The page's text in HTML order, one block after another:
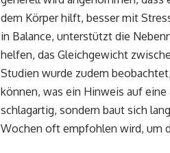
dem Körper hilft, besser mit
in Balance, unterstützt die
helfen, das Gleichgewicht
Studien wurde zudem
können, was ein Hinweis auf
schlagartig, sondern baut sich
Wochen oft empfohlen wird, um